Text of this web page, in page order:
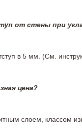
от стены при
в 5 мм. (См.
цена?
слоем, классом